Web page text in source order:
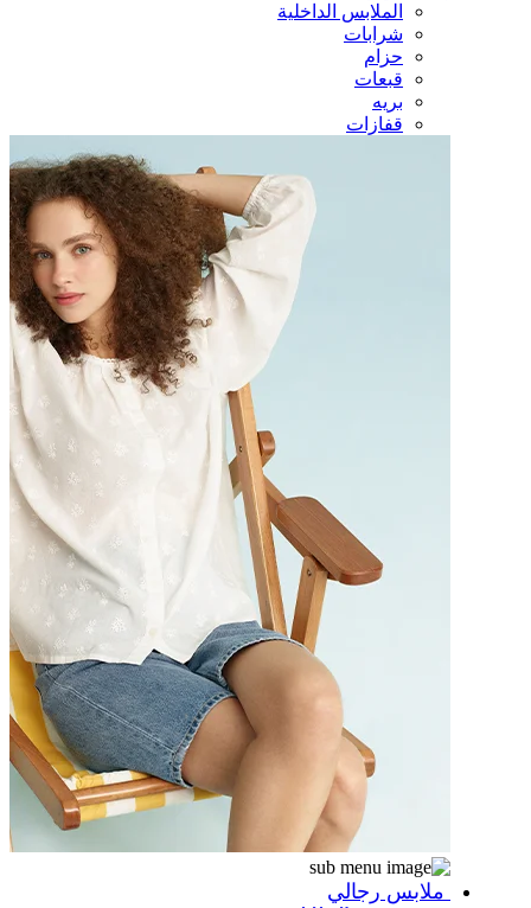
الملابس الداخلية
شرابات
حزام
قبعات
بريه
قفازات
ملابس رجالي